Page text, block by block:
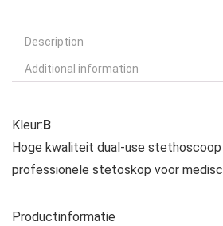
Description
Additional information
Kleur:B
Hoge kwaliteit dual-use
professionele stetoskop voor
Productinformatie